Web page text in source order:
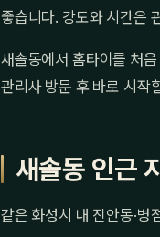
좋습니다. 강도와 시간은
새솔동에서 홈타이를 처
관리사 방문 후 바로 시작
새솔동 인근
같은 화성시 내 진안동·병